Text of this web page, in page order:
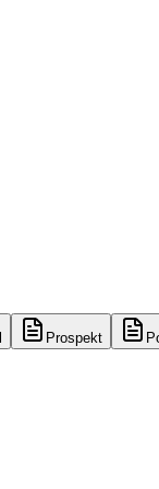
Prospekt